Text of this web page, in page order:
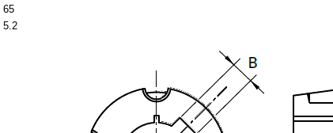
65
5.2